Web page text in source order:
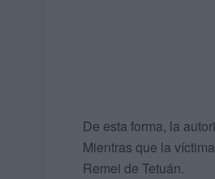
De esta forma, la
Mientras que la
Remei de Tetuán.